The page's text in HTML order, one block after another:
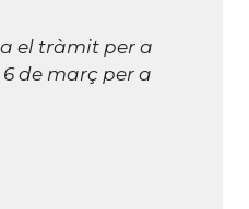
el tràmit per a
de març per a